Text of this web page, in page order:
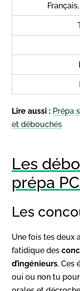
Lire aussi : Prépa
et débouchés
Les
prépa
Les
Une fois tes deux
fatidique des
d’ingénieurs. Ces
oui ou non tu